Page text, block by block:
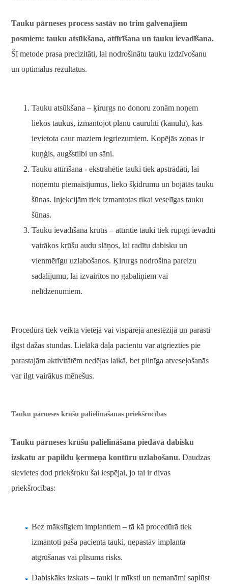
Tauku pārneses process sastāv no trim galvenajiem
posmiem: tauku atsūkšana, attīrīšana un tauku ievadīšana.
Šī metode prasa precizitāti, lai nodrošinātu tauku izdzīvošanu
un optimālus rezultātus.
Tauku atsūkšana – ķirurgs no donoru zonām noņem
liekos taukus, izmantojot plānu caurulīti (kanulu), kas
ievietota caur maziem iegriezumiem. Kopējās zonas ir
kuņģis, augšstilbi un sāni.
Tauku attīrīšana - ekstrahētie tauki tiek apstrādāti, lai
noņemtu piemaisījumus, lieko šķidrumu un bojātās tauku
šūnas. Injekcijām tiek izmantotas tikai veselīgas tauku
šūnas.
Tauku ievadīšana krūtīs – attīrītie tauki tiek rūpīgi ievadīti
vairākos krūšu audu slāņos, lai radītu dabisku un
vienmērīgu uzlabošanos. Ķirurgs nodrošina pareizu
sadalījumu, lai izvairītos no gabaliņiem vai
nelīdzenumiem.
Procedūra tiek veikta vietējā vai vispārējā anestēzijā un parasti
ilgst dažas stundas. Lielākā daļa pacientu var atgriezties pie
parastajām aktivitātēm nedēļas laikā, bet pilnīga atveseļošanās
var ilgt vairākus mēnešus.
Tauku pārneses krūšu palielināšanas priekšrocības
Tauku pārneses krūšu palielināšana piedāvā dabisku
izskatu ar papildu ķermeņa kontūru uzlabošanu. Daudzas
sievietes dod priekšroku šai iespējai, jo tai ir divas
priekšrocības:
Bez mākslīgiem implantiem – tā kā procedūrā tiek
izmantoti paša pacienta tauki, nepastāv implanta
atgrūšanas vai plīsuma risks.
Dabiskāks izskats – tauki ir mīksti un nemanāmi saplūst